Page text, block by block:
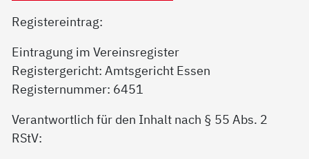
Registereintrag:
Eintragung im Vereinsregister
Registergericht: Amtsgericht Essen
Registernummer: 6451
Verantwortlich für den Inhalt nach § 55 Abs. 2
RStV: